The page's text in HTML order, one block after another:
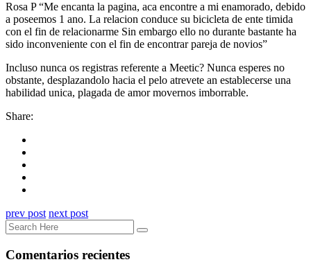
Rosa P “Me encanta la pagina, aca encontre a mi enamorado, debido
a poseemos 1 ano. La relacion conduce su bicicleta de ente timida
con el fin de relacionarme Sin embargo ello no durante bastante ha
sido inconveniente con el fin de encontrar pareja de novios”
Incluso nunca os registras referente a Meetic? Nunca esperes no
obstante, desplazandolo hacia el pelo atrevete an establecerse una
habilidad unica, plagada de amor movernos imborrable.
Share:
prev post next post
Comentarios recientes